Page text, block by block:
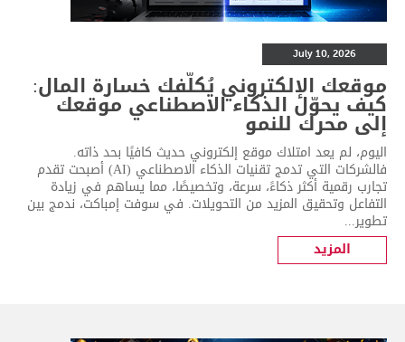
July 10, 2026
موقعك الإلكتروني يُكلّفك خسارة المال:
كيف يحوّل الذكاء الاصطناعي موقعك
إلى محرك للنمو
اليوم، لم يعد امتلاك موقع إلكتروني حديث كافيًا بحد ذاته.
فالشركات التي تدمج تقنيات الذكاء الاصطناعي (AI) أصبحت تقدم
تجارب رقمية أكثر ذكاءً، سرعة، وتخصيصًا، مما يساهم في زيادة
التفاعل وتحقيق المزيد من التحويلات. في سوفت إمباكت، ندمج بين
تطوير...
المزيد